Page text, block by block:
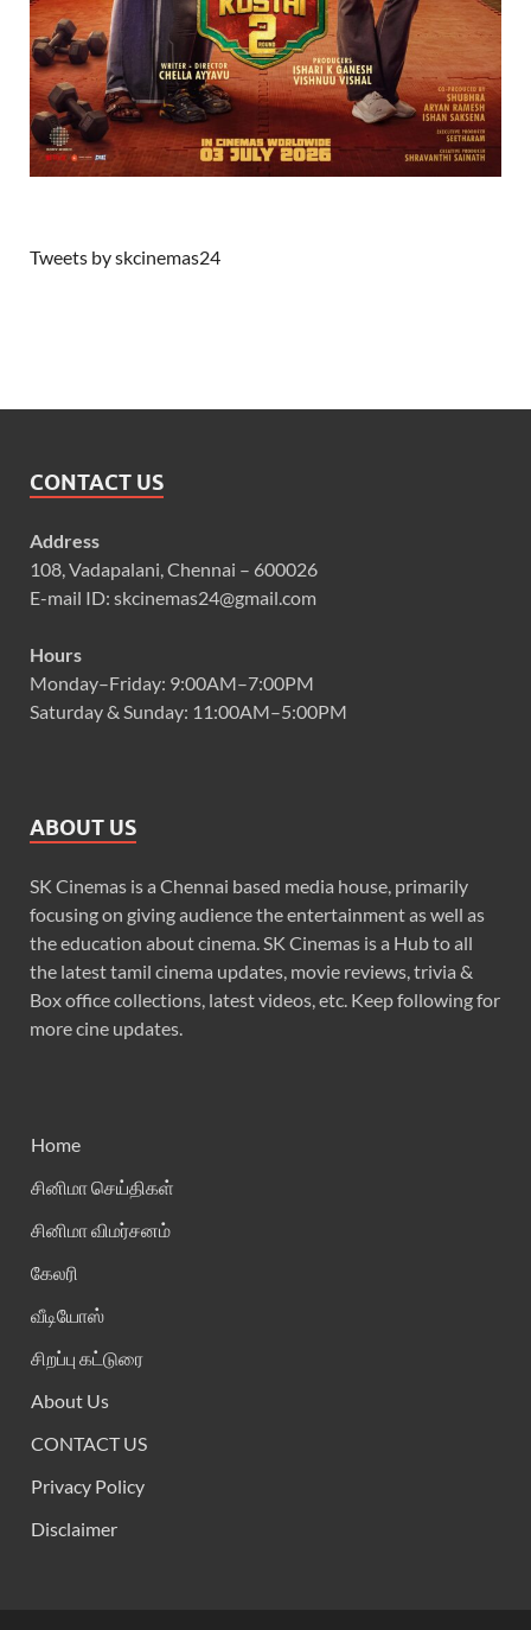
Tweets by skcinemas24
CONTACT US
Address
108, Vadapalani, Chennai – 600026
E-mail ID: skcinemas24@gmail.com
Hours
Monday–Friday: 9:00AM–7:00PM
Saturday & Sunday: 11:00AM–5:00PM
ABOUT US
SK Cinemas is a Chennai based media house, primarily
focusing on giving audience the entertainment as well as
the education about cinema. SK Cinemas is a Hub to all
the latest tamil cinema updates, movie reviews, trivia &
Box office collections, latest videos, etc. Keep following for
more cine updates.
Home
சினிமா செய்திகள்
சினிமா விமர்சனம்
கேலரி
வீடியோஸ்
சிறப்பு கட்டுரை
About Us
CONTACT US
Privacy Policy
Disclaimer